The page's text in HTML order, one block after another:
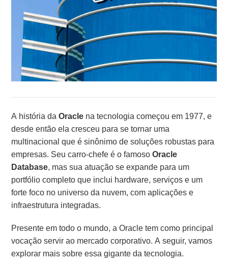
A história daOracle na tecnologia começou em 1977, e
desde então ela cresceu para se tornar uma
multinacional que é sinônimo de soluções robustas para
empresas. Seu carro-chefe é o famosoOracle
Database, mas sua atuação se expande para um
portfólio completo que inclui hardware, serviços e um
forte foco no universo da nuvem, com aplicações e
infraestrutura integradas.
Presente em todo o mundo, a Oracle tem como principal
vocação servir ao mercado corporativo. A seguir, vamos
explorar mais sobre essa gigante da tecnologia.